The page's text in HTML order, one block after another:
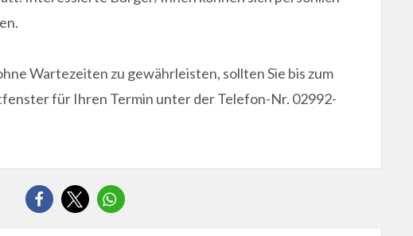
Wartezeiten zu gewährleisten, sollten Sie bis zum
für Ihren Termin unter der Telefon-Nr. 02992-